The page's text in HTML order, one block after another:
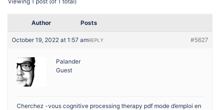
Author Posts
October 19, 2022 at 1:57 am #5627
REPLY
Palander
Guest
Cherchez -vous cognitive processing therapy pdf mode d’emploi en